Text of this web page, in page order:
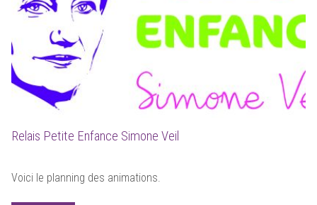
Relais Petite Enfance Simone Veil
Voici le planning des animations.